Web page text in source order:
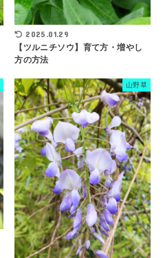
2025.01.29
【ツルニチソウ】育て方・増やし
方の方法
山野草